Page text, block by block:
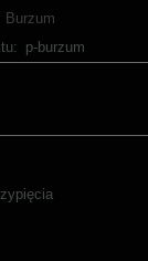
Burzum
p-burzum